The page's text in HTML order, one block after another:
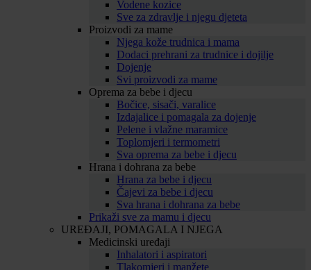
Vodene kozice
Sve za zdravlje i njegu djeteta
Proizvodi za mame
Njega kože trudnica i mama
Dodaci prehrani za trudnice i dojilje
Dojenje
Svi proizvodi za mame
Oprema za bebe i djecu
Bočice, sisači, varalice
Izdajalice i pomagala za dojenje
Pelene i vlažne maramice
Toplomjeri i termometri
Sva oprema za bebe i djecu
Hrana i dohrana za bebe
Hrana za bebe i djecu
Čajevi za bebe i djecu
Sva hrana i dohrana za bebe
Prikaži sve za mamu i djecu
UREĐAJI, POMAGALA I NJEGA
Medicinski uređaji
Inhalatori i aspiratori
Tlakomjeri i manžete